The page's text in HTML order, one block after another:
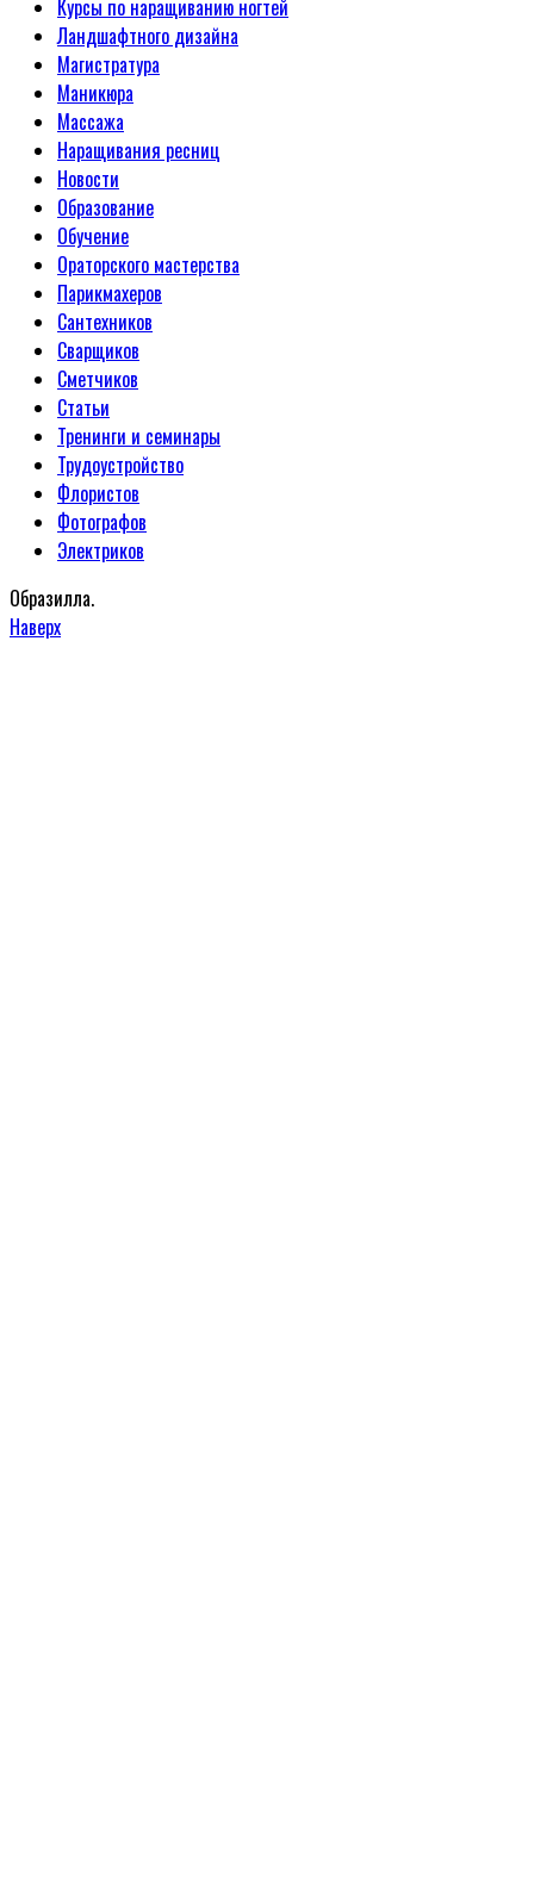
Курсы по наращиванию ногтей
Ландшафтного дизайна
Магистратура
Маникюра
Массажа
Наращивания ресниц
Новости
Образование
Обучение
Ораторского мастерства
Парикмахеров
Сантехников
Сварщиков
Сметчиков
Статьи
Тренинги и семинары
Трудоустройство
Флористов
Фотографов
Электриков
Образилла.
Наверх